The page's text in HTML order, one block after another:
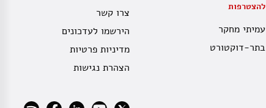
להצטרפות
עמיתי מחקר
בתר-דוקטורט
צרו קשר
הירשמו לעדכונים
מדיניות פרטיות
הצהרת נגישות